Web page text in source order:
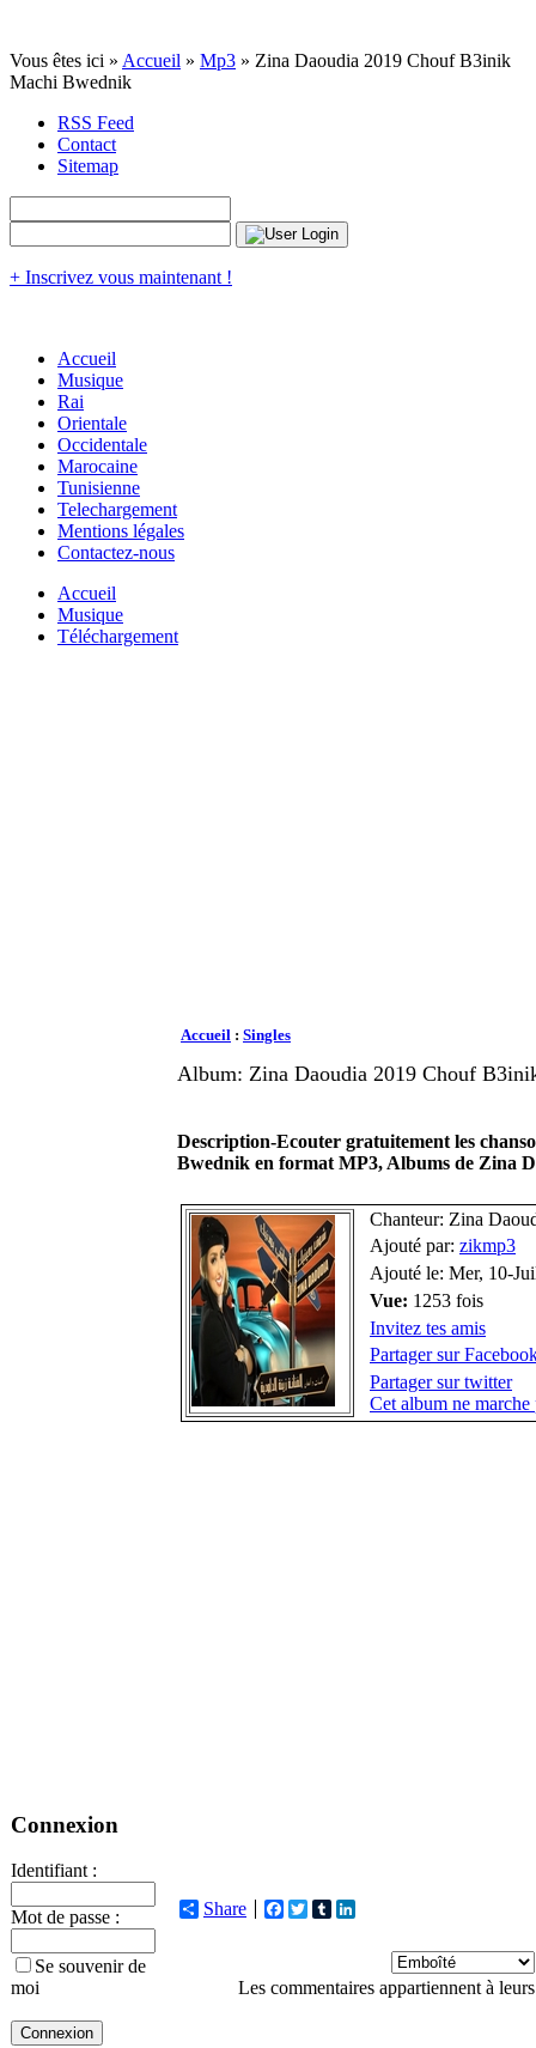
Vous êtes ici » Accueil » Mp3 » Zina Daoudia 2019 Chouf B3inik
Machi Bwednik
RSS Feed
Contact
Sitemap
+ Inscrivez vous maintenant !
Accueil
Musique
Rai
Orientale
Occidentale
Marocaine
Tunisienne
Telechargement
Mentions légales
Contactez-nous
Accueil
Musique
Téléchargement
Connexion
Identifiant :
Mot de passe :
Se souvenir de
moi
Accueil : Singles
Album: Zina Daoudia 2019 Chouf
Description-Ecouter gratuitement les
Bwednik en format MP3, Albums de Zina
Chanteur: Zina
Ajouté par: zikmp3
Ajouté le: Mer, 10-
Vue: 1253 fois
Invitez tes amis
Partager sur
Partager sur twitter
Cet album ne marche
Share Facebook
TwitterTumblr
Les commentaires appartiennent à